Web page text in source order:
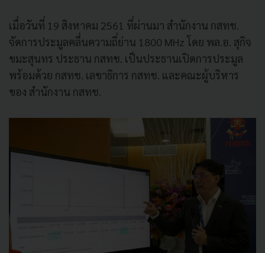
เมื่อวันที่ 19 สิงหาคม 2561 ที่ผ่านมา สำนักงาน กสทช.
จัดการประมูลคลื่นความถี่ย่าน 1800 MHz โดย พล.อ. สุกิจ
ขมะสุนทร ประธาน กสทช. เป็นประธานเปิดการประมูล
พร้อมด้วย กสทช. เลขาธิการ กสทช. และคณะผู้บริหาร
ของ สำนักงาน กสทช.